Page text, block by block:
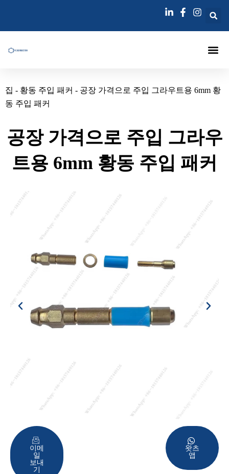
츠
뛰
기
집 - 황동 주입 패커 - 공장 가격으로 주입 그라우트용 6mm 황
동 주입 패커
공장 가격으로 주입 그라우
트용 6mm 황동 주입 패커
이메
일
보내
기
왓츠
앱